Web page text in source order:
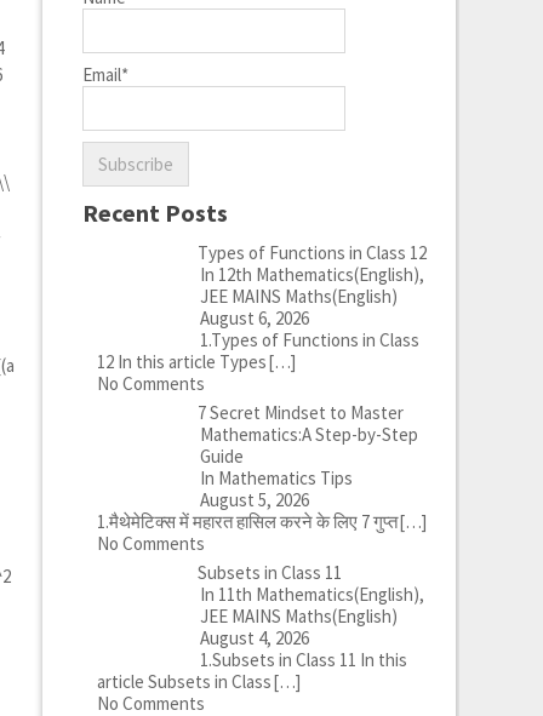
Email*
Recent Posts
Types of Functions in Class 12
In 12th Mathematics(English),
JEE MAINS Maths(English)
August 6, 2026
1.Types of Functions in Class
12 In this article Types[…]
No Comments
7 Secret Mindset to Master
Mathematics:A Step-by-Step
Guide
In Mathematics Tips
August 5, 2026
1.मैथेमेटिक्स में महारत हासिल करने के लिए 7 गुप्त[…]
No Comments
Subsets in Class 11
In 11th Mathematics(English),
JEE MAINS Maths(English)
August 4, 2026
1.Subsets in Class 11 In this
article Subsets in Class[…]
No Comments